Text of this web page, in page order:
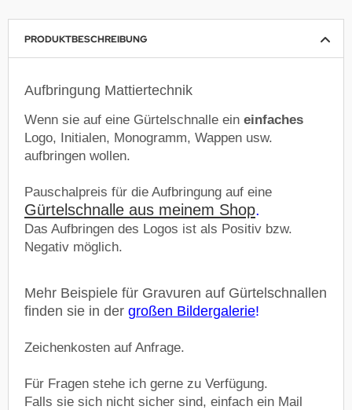
PRODUKTBESCHREIBUNG
Aufbringung Mattiertechnik
Wenn sie auf eine Gürtelschnalle ein einfaches
Logo, Initialen, Monogramm, Wappen usw.
aufbringen wollen.
Pauschalpreis für die Aufbringung auf eine
Gürtelschnalle aus meinem Shop.
Das Aufbringen des Logos ist als Positiv bzw.
Negativ möglich.
Mehr Beispiele für Gravuren auf Gürtelschnallen
finden sie in der großen Bildergalerie!
Zeichenkosten auf Anfrage.
Für Fragen stehe ich gerne zu Verfügung.
Falls sie sich nicht sicher sind, einfach ein Mail